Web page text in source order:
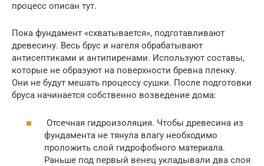
процесс описан тут.
Пока фундамент «схватывается», подготавливают
древесину. Весь брус и нагеля обрабатывают
антисептиками и антипиренами. Используют составы,
которые не образуют на поверхности бревна пленку.
Они не будут мешать процессу сушки. После подготовки
бруса начинается собственно возведение дома:
Отсечная гидроизоляция. Чтобы древесина из
фундамента не тянула влагу необходимо
проложить слой гидрофобного материала.
Раньше под первый венец укладывали два слоя